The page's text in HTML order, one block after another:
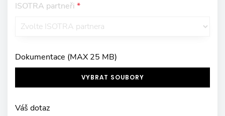
ISOTRA partneři *
Dokumentace (MAX 25 MB)
VYBRAT SOUBORY
Váš dotaz